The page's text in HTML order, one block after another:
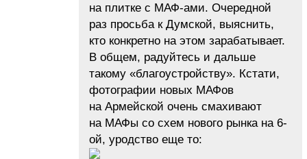
на плитке с МАФ-ами. Очередной
раз просьба к Думской, выяснить,
кто конкретно на этом зарабатывает.
В общем, радуйтесь и дальше
такому «благоустройству». Кстати,
фотографии новых МАФов
на Армейской очень смахивают
на МАФы со схем нового рынка на 6-
ой, уродство еще то: